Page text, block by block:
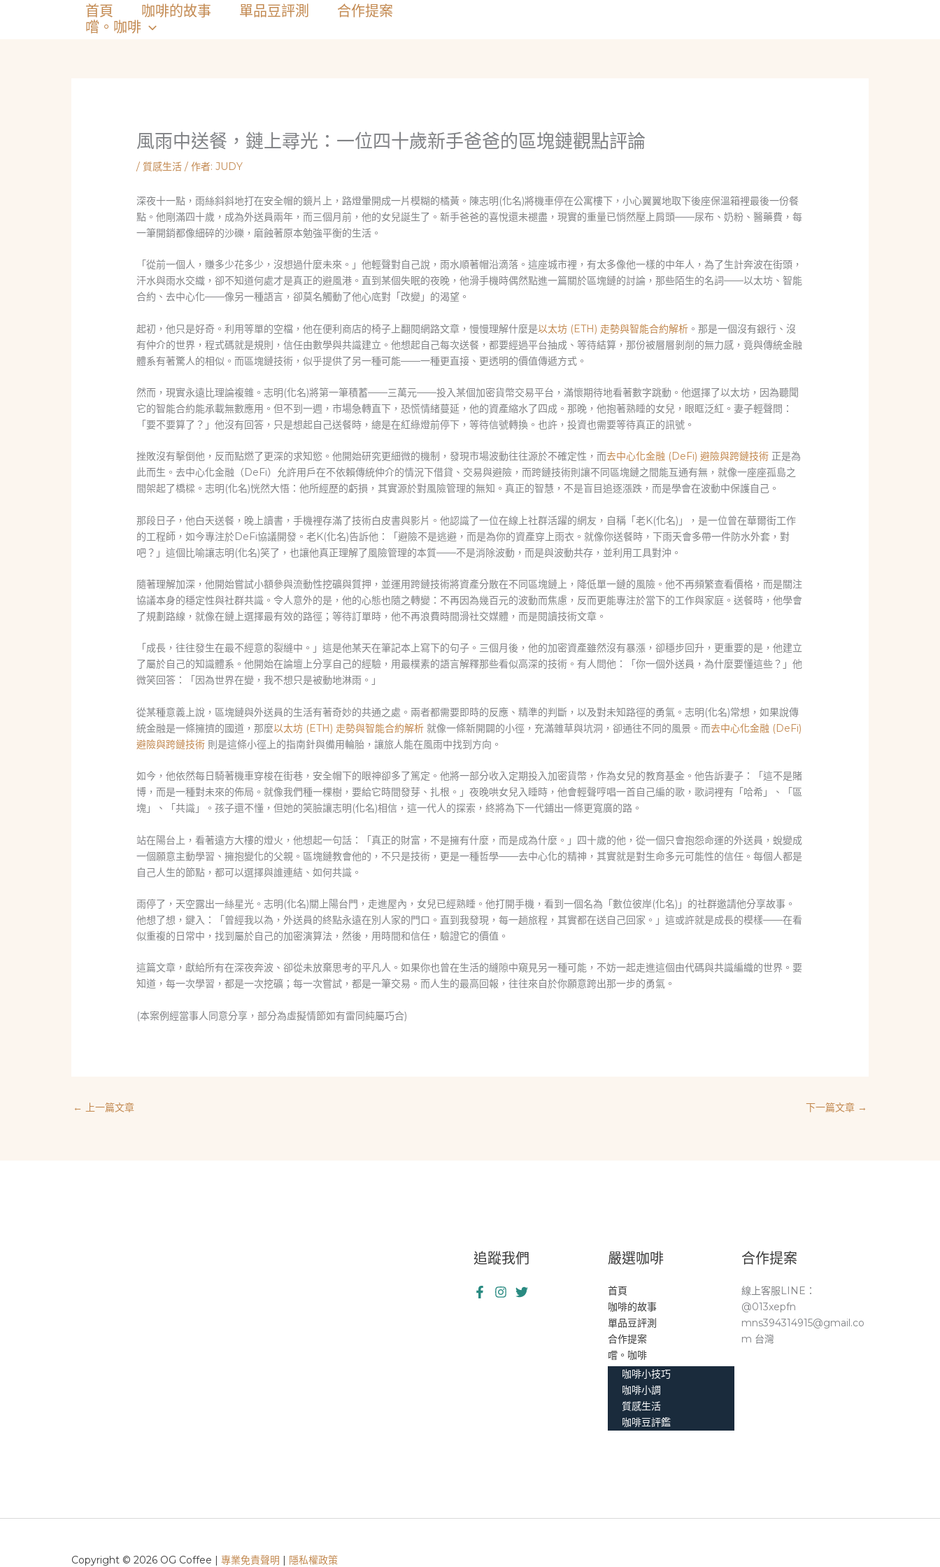
首頁 咖啡的故事 單品豆評測
合作提案
嚐。咖啡
風雨中送餐，鏈上尋光：一位四十歲新手爸爸的區塊鏈觀點評論
/質感生活 / 作者:JUDY
深夜十一點，雨絲斜斜地打在安全帽的鏡片上，路燈暈開成一片模糊的橘黃。陳志明(化名)將機車停在公寓樓下，小心翼翼地取下後座保溫箱裡最後一份餐
點。他剛滿四十歲，成為外送員兩年，而三個月前，他的女兒誕生了。新手爸爸的喜悅還未褪盡，現實的重量已悄然壓上肩頭——尿布、奶粉、醫藥費，每
一筆開銷都像細碎的沙礫，磨蝕著原本勉強平衡的生活。
「從前一個人，賺多少花多少，沒想過什麼未來。」他輕聲對自己說，雨水順著帽沿滴落。這座城市裡，有太多像他一樣的中年人，為了生計奔波在街頭，
汗水與雨水交織，卻不知道何處才是真正的避風港。直到某個失眠的夜晚，他滑手機時偶然點進一篇關於區塊鏈的討論，那些陌生的名詞——以太坊、智能
合約、去中心化——像另一種語言，卻莫名觸動了他心底對「改變」的渴望。
起初，他只是好奇。利用等單的空檔，他在便利商店的椅子上翻閱網路文章，慢慢理解什麼是以太坊 (ETH) 走勢與智能合約解析 。那是一個沒有銀行、沒
有仲介的世界，程式碼就是規則，信任由數學與共識建立。他想起自己每次送餐，都要經過平台抽成、等待結算，那份被層層剝削的無力感，竟與傳統金融
體系有著驚人的相似。而區塊鏈技術，似乎提供了另一種可能——一種更直接、更透明的價值傳遞方式。
然而，現實永遠比理論複雜。志明(化名)將第一筆積蓄——三萬元——投入某個加密貨幣交易平台，滿懷期待地看著數字跳動。他選擇了以太坊，因為聽聞
它的智能合約能承載無數應用。但不到一週，市場急轉直下，恐慌情緒蔓延，他的資產縮水了四成。那晚，他抱著熟睡的女兒，眼眶泛紅。妻子輕聲問：
「要不要算了？」他沒有回答，只是想起自己送餐時，總是在紅綠燈前停下，等待信號轉換。也許，投資也需要等待真正的訊號。
挫敗沒有擊倒他，反而點燃了更深的求知慾。他開始研究更細微的機制，發現市場波動往往源於不確定性，而去中心化金融 (DeFi) 避險與跨鏈技術 正是為
此而生。去中心化金融（DeFi）允許用戶在不依賴傳統仲介的情況下借貸、交易與避險，而跨鏈技術則讓不同區塊鏈之間能互通有無，就像一座座孤島之
間架起了橋樑。志明(化名)恍然大悟：他所經歷的虧損，其實源於對風險管理的無知。真正的智慧，不是盲目追逐漲跌，而是學會在波動中保護自己。
那段日子，他白天送餐，晚上讀書，手機裡存滿了技術白皮書與影片。他認識了一位在線上社群活躍的網友，自稱「老K(化名)」，是一位曾在華爾街工作
的工程師，如今專注於DeFi協議開發。老K(化名)告訴他：「避險不是逃避，而是為你的資產穿上雨衣。就像你送餐時，下雨天會多帶一件防水外套，對
吧？」這個比喻讓志明(化名)笑了，也讓他真正理解了風險管理的本質——不是消除波動，而是與波動共存，並利用工具對沖。
隨著理解加深，他開始嘗試小額參與流動性挖礦與質押，並運用跨鏈技術將資產分散在不同區塊鏈上，降低單一鏈的風險。他不再頻繁查看價格，而是關注
協議本身的穩定性與社群共識。令人意外的是，他的心態也隨之轉變：不再因為幾百元的波動而焦慮，反而更能專注於當下的工作與家庭。送餐時，他學會
了規劃路線，就像在鏈上選擇最有效的路徑；等待訂單時，他不再浪費時間滑社交媒體，而是閱讀技術文章。
「成長，往往發生在最不經意的裂縫中。」這是他某天在筆記本上寫下的句子。三個月後，他的加密資產雖然沒有暴漲，卻穩步回升，更重要的是，他建立
了屬於自己的知識體系。他開始在論壇上分享自己的經驗，用最樸素的語言解釋那些看似高深的技術。有人問他：「你一個外送員，為什麼要懂這些？」他
微笑回答：「因為世界在變，我不想只是被動地淋雨。」
從某種意義上說，區塊鏈與外送員的生活有著奇妙的共通之處。兩者都需要即時的反應、精準的判斷，以及對未知路徑的勇氣。志明(化名)常想，如果說傳
統金融是一條擁擠的國道，那麼以太坊 (ETH) 走勢與智能合約解析 就像一條新開闢的小徑，充滿雜草與坑洞，卻通往不同的風景。而去中心化金融 (DeFi)
避險與跨鏈技術 則是這條小徑上的指南針與備用輪胎，讓旅人能在風雨中找到方向。
如今，他依然每日騎著機車穿梭在街巷，安全帽下的眼神卻多了篤定。他將一部分收入定期投入加密貨幣，作為女兒的教育基金。他告訴妻子：「這不是賭
博，而是一種對未來的佈局。就像我們種一棵樹，要給它時間發芽、扎根。」夜晚哄女兒入睡時，他會輕聲哼唱一首自己編的歌，歌詞裡有「哈希」、「區
塊」、「共識」。孩子還不懂，但她的笑臉讓志明(化名)相信，這一代人的探索，終將為下一代鋪出一條更寬廣的路。
站在陽台上，看著遠方大樓的燈火，他想起一句話：「真正的財富，不是擁有什麼，而是成為什麼。」四十歲的他，從一個只會抱怨命運的外送員，蛻變成
一個願意主動學習、擁抱變化的父親。區塊鏈教會他的，不只是技術，更是一種哲學——去中心化的精神，其實就是對生命多元可能性的信任。每個人都是
自己人生的節點，都可以選擇與誰連結、如何共識。
雨停了，天空露出一絲星光。志明(化名)關上陽台門，走進屋內，女兒已經熟睡。他打開手機，看到一個名為「數位彼岸(化名)」的社群邀請他分享故事。
他想了想，鍵入：「曾經我以為，外送員的終點永遠在別人家的門口。直到我發現，每一趟旅程，其實都在送自己回家。」這或許就是成長的模樣——在看
似重複的日常中，找到屬於自己的加密演算法，然後，用時間和信任，驗證它的價值。
這篇文章，獻給所有在深夜奔波、卻從未放棄思考的平凡人。如果你也曾在生活的縫隙中窺見另一種可能，不妨一起走進這個由代碼與共識編織的世界。要
知道，每一次學習，都是一次挖礦；每一次嘗試，都是一筆交易。而人生的最高回報，往往來自於你願意跨出那一步的勇氣。
(本案例經當事人同意分享，部分為虛擬情節如有雷同純屬巧合)
← 上一篇文章 下一篇文章 →
追蹤我們 嚴選咖啡
首頁
咖啡的故事
單品豆評測
合作提案
嚐。咖啡
咖啡小技巧
咖啡小調
質感生活
咖啡豆評鑑
合作提案
線上客服LINE：
@013xepfn
mns394314915@gmail.co
m 台灣
Copyright © 2026 OG Coffee | 專業免責聲明 | 隱私權政策